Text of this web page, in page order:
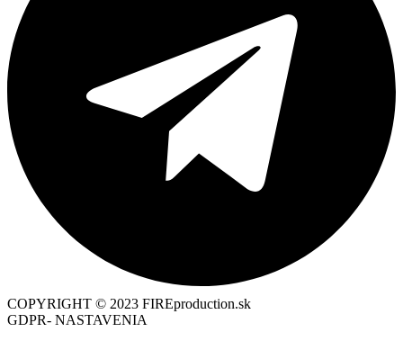
COPYRIGHT © 2023 FIREproduction.sk
GDPR- NASTAVENIA